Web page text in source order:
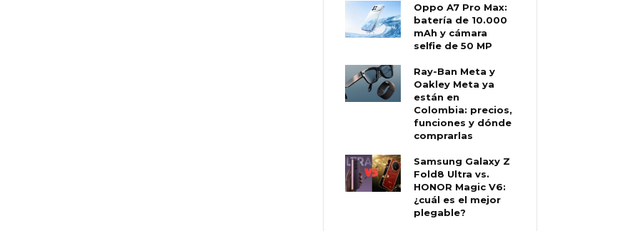
Oppo A7 Pro Max:
batería de 10.000
mAh y cámara
selfie de 50 MP
Ray-Ban Meta y
Oakley Meta ya
están en
Colombia: precios,
funciones y dónde
comprarlas
Samsung Galaxy Z
Fold8 Ultra vs.
HONOR Magic V6:
¿cuál es el mejor
plegable?